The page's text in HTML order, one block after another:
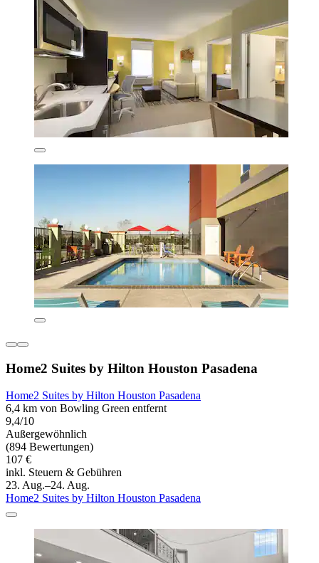
Home2 Suites by Hilton Houston Pasadena
Home2 Suites by Hilton Houston Pasadena
6,4 km von Bowling Green entfernt
9,4/10
Außergewöhnlich
(894 Bewertungen)
107 €
inkl. Steuern & Gebühren
23. Aug.–24. Aug.
Home2 Suites by Hilton Houston Pasadena